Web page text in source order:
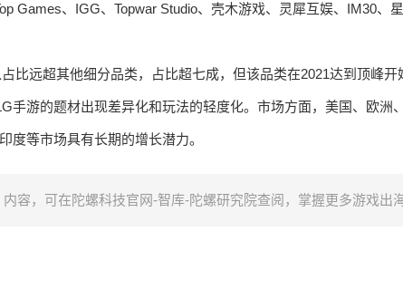
Games、IGG、Topwar Studio、壳木游戏、灵犀互娱、IM30、
比远超其他细分品类，占比超七成，但该品类在2021达到顶峰开
手游的题材出现差异化和玩法的轻度化。市场方面，美国、欧洲
度等市场具有长期的增长潜力。
容，可在陀螺科技官网-智库-陀螺研究院查阅，掌握更多游戏出海